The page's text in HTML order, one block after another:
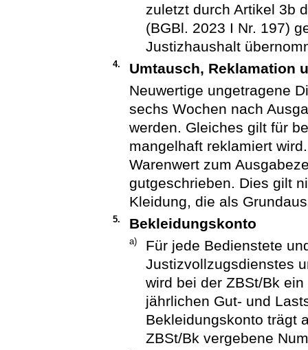
zuletzt durch Artikel 3b
(BGBl. 2023 I Nr. 197)
Justizhaushalt
4.
Umtausch, Reklamation
Neuwertige ungetragene
sechs Wochen nach
werden. Gleiches gilt für
mangelhaft reklamiert
Warenwert zum
gutgeschrieben. Dies gilt
Kleidung, die als
5. Bekleidungskonto
a)
Für jede Bedienstete
Justizvollzugsdienstes
wird bei der ZBSt/Bk
jährlichen Gut- und
Bekleidungskonto trägt
ZBSt/Bk vergebene